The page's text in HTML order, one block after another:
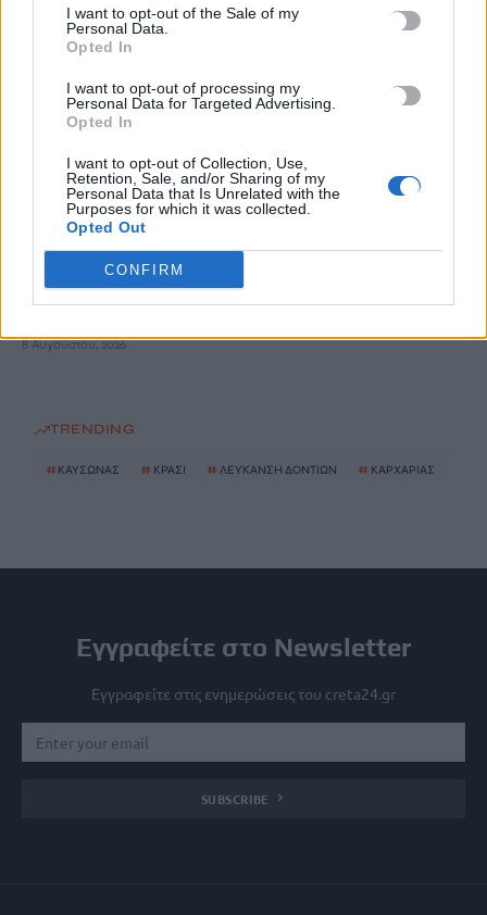
I want to opt-out of the Sale of my
Personal Data.
Opted In
I want to opt-out of processing my
Personal Data for Targeted Advertising.
Opted In
I want to opt-out of Collection, Use,
Retention, Sale, and/or Sharing of my
Personal Data that Is Unrelated with the
Purposes for which it was collected.
Opted Out
CONFIRM
Αναλυτικά οι αργίες του έτους
8 Αυγούστου, 2026
«Ergani app»: Νέα εφαρμογή για εργοδότες – Πώς θα κάνετε
πρόσληψη μέσω κινητού
Χανιά: Δίκτυο περισσότερων από 60 κρηνών προσφέρει
δωρεάν πόσιμο νερό σε δημόσιους χώρους
8 Αυγούστου, 2026
TRENDING
# ΚΑΥΣΩΝΑΣ # ΚΡΑΣΙ # ΛΕΥΚΑΝΣΗ ΔΟΝΤΙΩΝ # ΚΑΡΧΑΡΙΑΣ
Εγγραφείτε στο Newsletter
Εγγραφείτε στις ενημερώσεις του creta24.gr
SUBSCRIBE